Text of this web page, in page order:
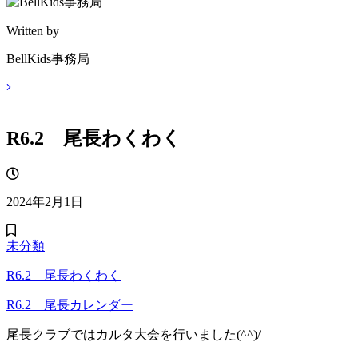
Written by
BellKids事務局
R6.2 尾長わくわく
2024年2月1日
未分類
R6.2 尾長わくわく
R6.2 尾長カレンダー
尾長クラブではカルタ大会を行いました(^^)/